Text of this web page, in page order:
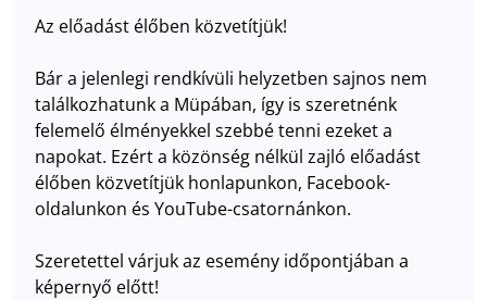
Az előadást élőben közvetítjük!
Bár a jelenlegi rendkívüli helyzetben sajnos nem
találkozhatunk a Müpában, így is szeretnénk
felemelő élményekkel szebbé tenni ezeket a
napokat. Ezért a közönség nélkül zajló előadást
élőben közvetítjük honlapunkon, Facebook-
oldalunkon és YouTube-csatornánkon.
Szeretettel várjuk az esemény időpontjában a
képernyő előtt!